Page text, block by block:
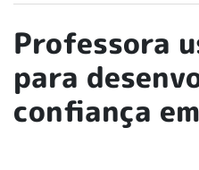
Professora
para
confiança